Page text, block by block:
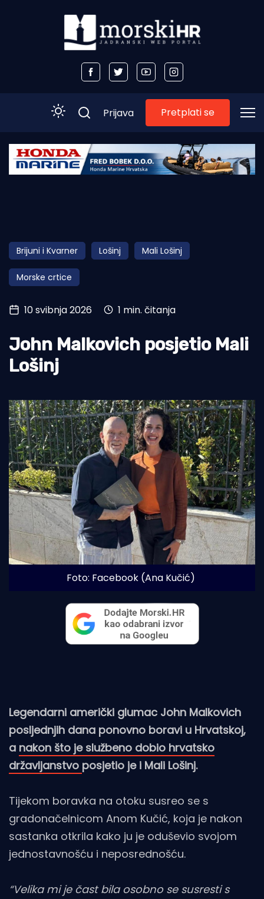
Početna
Obala
Otoci
Turizam i nautika
Pomorstvo
Ekologija
Prijava Pretplati se
Brijuni i Kvarner Lošinj Mali Lošinj
Morske crtice
10 svibnja 2026 1 min. čitanja
John Malkovich posjetio Mali
Lošinj
Foto: Facebook (Ana Kučić)
Legendarni američki glumac John Malkovich
posljednjih dana ponovno boravi u Hrvatskoj,
a nakon što je službeno dobio hrvatsko
državljanstvo posjetio je i Mali Lošinj.
Tijekom boravka na otoku susreo se s
gradonačelnicom Anom Kučić, koja je nakon
sastanka otkrila kako ju je oduševio svojom
jednostavnošću i neposrednošću.
“Velika mi je čast bila osobno se susresti s